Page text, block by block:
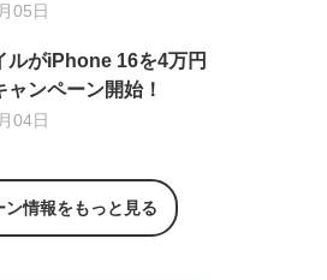
05日
ルがiPhone 16を4万円
ャンペーン開始！
04日
情報をもっと見る